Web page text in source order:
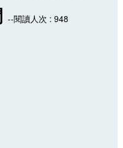
--閱讀人次 : 948